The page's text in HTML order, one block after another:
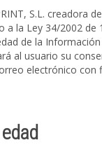
S.L. creadora
a la Ley 34/2002 de
de la
al usuario su
electrónico con